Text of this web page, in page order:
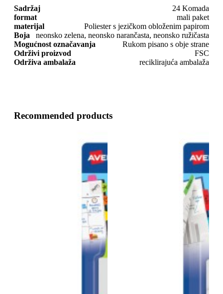
Sadržaj
24 Komada
format
mali paket
materijal
Poliester s jezičkom obloženim papirom
Boja
neonsko zelena, neonsko narančasta, neonsko ružičasta
Mogućnost označavanja
Rukom pisano s obje strane
Održivi proizvod
FSC
Održiva ambalaža
reciklirajuća ambalaža
Recommended products